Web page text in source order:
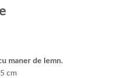
maner de lemn.
cm